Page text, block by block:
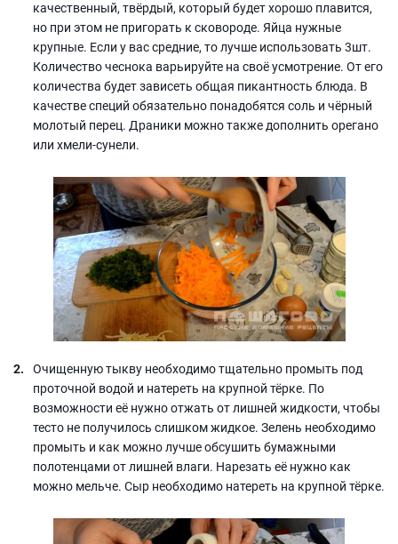
качественный, твёрдый, который будет хорошо плавится,
но при этом не пригорать к сковороде. Яйца нужные
крупные. Если у вас средние, то лучше использовать 3шт.
Количество чеснока варьируйте на своё усмотрение. От его
количества будет зависеть общая пикантность блюда. В
качестве специй обязательно понадобятся соль и чёрный
молотый перец. Драники можно также дополнить орегано
или хмели-сунели.
Очищенную тыкву необходимо тщательно промыть под
проточной водой и натереть на крупной тёрке. По
возможности её нужно отжать от лишней жидкости, чтобы
тесто не получилось слишком жидкое. Зелень необходимо
промыть и как можно лучше обсушить бумажными
полотенцами от лишней влаги. Нарезать её нужно как
можно мельче. Сыр необходимо натереть на крупной тёрке.